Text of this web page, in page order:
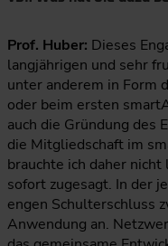
Prof. Huber: Dieses
langjährigen und sehr
unter anderem in Form
oder beim ersten
auch die Gründung
die Mitgliedschaft im
brauchte ich daher
sofort zugesagt. In der
engen Schulterschluss
Anwendung an.